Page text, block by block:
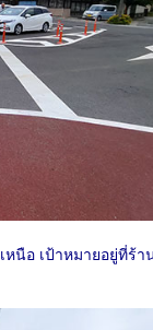
หนือ เป้าหมายอยู่ที่ร้า